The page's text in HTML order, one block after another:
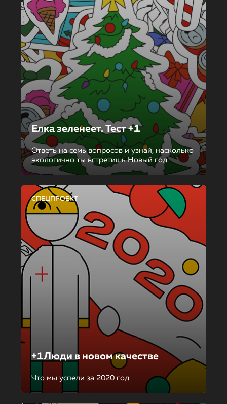
Елка зеленеет. Тест +1
Ответь на семь вопросов и узнай, насколько
экологично ты встретишь Новый год
СПЕЦПРОЕКТ
+1Люди в новом качестве
Что мы успели за 2020 год